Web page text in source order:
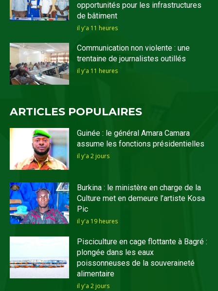
opportunités pour les infrastructures
de bâtiment
il y'a 11 heures
Communication non violente : une
trentaine de journalistes outillés
il y'a 11 heures
ARTICLES POPULAIRES
Guinée : le général Amara Camara
assume les fonctions présidentielles
il y'a 2 jours
Burkina : le ministère en charge de la
Culture met en demeure l’artiste Kosa
Pic
il y'a 19 heures
Pisciculture en cage flottante à Bagré :
plongée dans les eaux
poissonneuses de la souveraineté
alimentaire
il y'a 2 jours